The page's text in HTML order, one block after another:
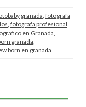
granada fotografa
fotografa profesional
en Granada
granada
born en granada